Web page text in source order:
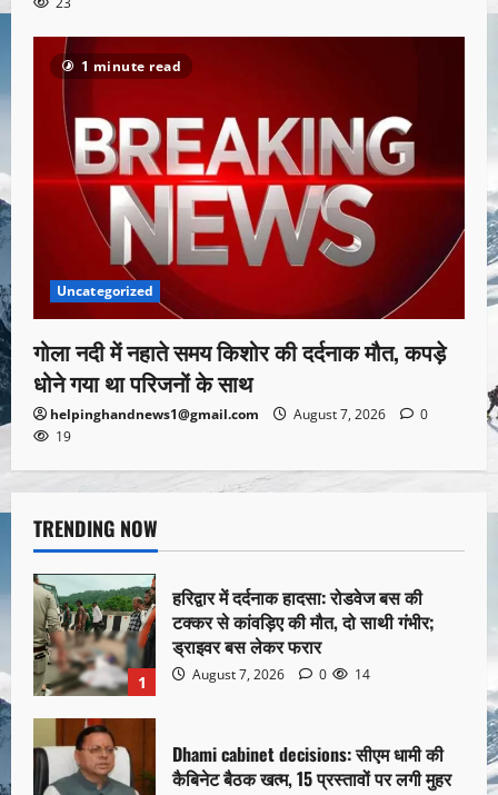
1 minute read
Uncategorized
गोला नदी में नहाते समय किशोर की दर्दनाक मौत, कपड़े
धोने गया था परिजनों के साथ
helpinghandnews1@gmail.com August 7, 2026
0
19
TRENDING NOW
1
हरिद्वार में दर्दनाक हादसा: रोडवेज बस की
टक्कर से कांवड़िए की मौत, दो साथी गंभीर;
ड्राइवर बस लेकर फरार
August 7, 2026 0 14
Dhami cabinet decisions: सीएम धामी की
कैबिनेट बैठक खत्म, 15 प्रस्तावों पर लगी मुहर